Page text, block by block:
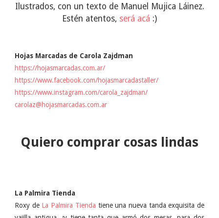
Ilustrados, con un texto de Manuel Mujica Láinez.
Estén atentos, será acá :)
Hojas Marcadas de Carola Zajdman
https://hojasmarcadas.com.ar/
https://www.facebook.com/hojasmarcadastaller/
https://www.instagram.com/carola_zajdman/
carolaz@hojasmarcadas.com.ar
Quiero comprar cosas lindas
La Palmira Tienda
Roxy de La Palmira Tienda tiene una nueva tanda exquisita de